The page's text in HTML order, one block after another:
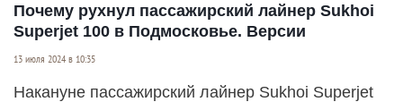
Почему рухнул пассажирский лайнер Sukhoi
Superjet 100 в Подмосковье. Версии
13 июля 2024 в 10:35
Накануне пассажирский лайнер Sukhoi Superjet